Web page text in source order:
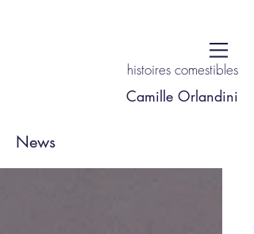
histoires comestibles
Camille Orlandini
News